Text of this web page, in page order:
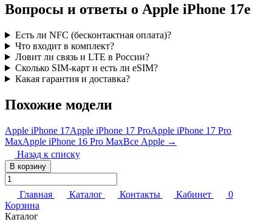
Вопросы и ответы о Apple iPhone 17e
Есть ли NFC (бесконтактная оплата)?
Что входит в комплект?
Ловит ли связь и LTE в России?
Сколько SIM-карт и есть ли eSIM?
Какая гарантия и доставка?
Похожие модели
Apple iPhone 17Apple iPhone 17 ProApple iPhone 17 Pro
MaxApple iPhone 16 Pro MaxВсе Apple →
Назад к списку
В корзину
Главная Каталог Контакты Кабинет
0
Корзина
Каталог